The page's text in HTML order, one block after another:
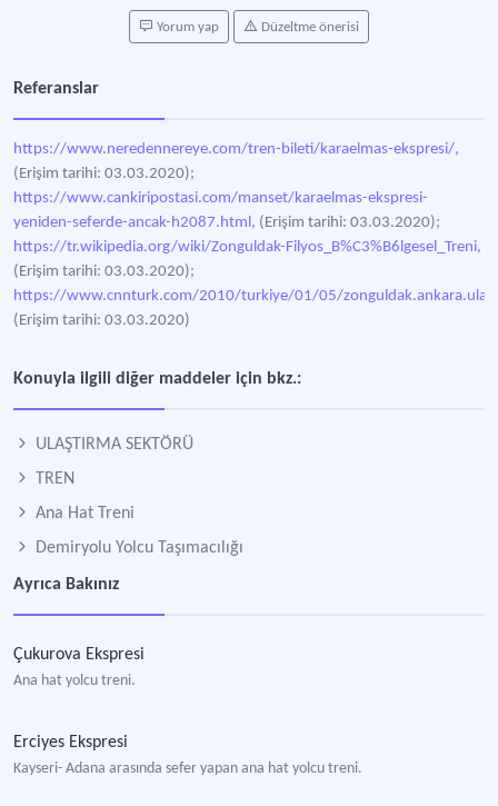
Yorum yap Düzeltme önerisi
Referanslar
https://www.neredennereye.com/tren-bileti/karaelmas-ekspresi/,
(Erişim tarihi: 03.03.2020);
https://www.cankiripostasi.com/manset/karaelmas-ekspresi-
yeniden-seferde-ancak-h2087.html, (Erişim tarihi: 03.03.2020);
https://tr.wikipedia.org/wiki/Zonguldak-Filyos_B%C3%B6lgesel_Treni,
(Erişim tarihi: 03.03.2020);
https://www.cnnturk.com/2010/turkiye/01/05/
(Erişim tarihi: 03.03.2020)
Konuyla ilgili diğer maddeler için bkz.:
ULAŞTIRMA SEKTÖRÜ
TREN
Ana Hat Treni
Demiryolu Yolcu Taşımacılığı
Ayrıca Bakınız
Çukurova Ekspresi
Ana hat yolcu treni.
Erciyes Ekspresi
Kayseri- Adana arasında sefer yapan ana hat yolcu treni.